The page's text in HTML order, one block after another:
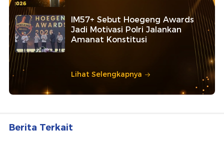
IM57+ Sebut Hoegeng Awards
Jadi Motivasi Polri Jalankan
Amanat Konstitusi
Lihat Selengkapnya
Berita Terkait